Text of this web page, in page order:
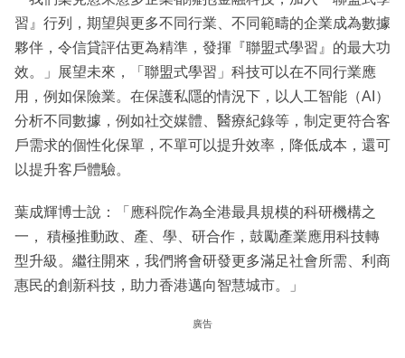
習』行列，期望與更多不同行業、不同範疇的企業成為數據
夥伴，令信貸評估更為精準，發揮『聯盟式學習』的最大功
效。」展望未來，「聯盟式學習」科技可以在不同行業應
用，例如保險業。在保護私隱的情況下，以人工智能（AI）
分析不同數據，例如社交媒體、醫療紀錄等，制定更符合客
戶需求的個性化保單，不單可以提升效率，降低成本，還可
以提升客戶體驗。
葉成輝博士說：「應科院作為全港最具規模的科研機構之
一， 積極推動政、產、學、研合作，鼓勵產業應用科技轉
型升級。繼往開來，我們將會研發更多滿足社會所需、利商
惠民的創新科技，助力香港邁向智慧城市。」
廣告